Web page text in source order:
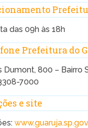
das 09h às 18h
Prefeitura do
Dumont, 800 – Bairro
7000
e site